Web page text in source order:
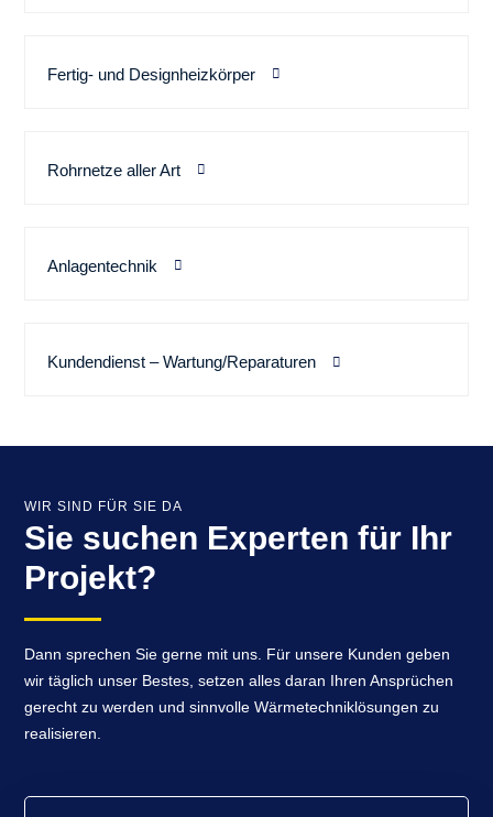
Fertig- und Designheizkörper
Rohrnetze aller Art
Anlagentechnik
Kundendienst – Wartung/Reparaturen
WIR SIND FÜR SIE DA
Sie suchen Experten für Ihr
Projekt?
Dann sprechen Sie gerne mit uns. Für unsere Kunden geben
wir täglich unser Bestes, setzen alles daran Ihren Ansprüchen
gerecht zu werden und sinnvolle Wärmetechniklösungen zu
realisieren.